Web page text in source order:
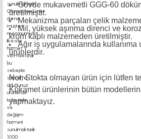
Gövde mukavemetli GGG-60
üretilmiştir.
Mekanizma parçaları çelik
Mil, yüksek aşınma direnci ve
krom kaplı malzemeden üretilmiştir.
Ağır iş uygulamalarında
ürünlerdir.
Not: Stokta olmayan ürün için lütfen
Kukamet ürünlerinin bütün
yapmaktayız.
TOGGLE CLAMP motor kaplin fiyatları, sigma profil,
45x45 sigma profil, delta haberleşme kablosu, delta